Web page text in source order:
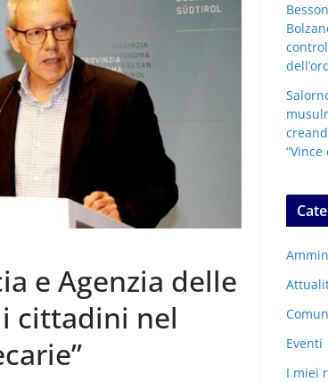
e Agenzia delle
i cittadini nel
Eventi
I miei